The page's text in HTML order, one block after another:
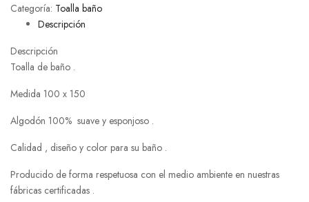
Categoría: Toalla baño
Descripción
Descripción
Toalla de baño .
Medida 100 x 150
Algodón 100% suave y esponjoso .
Calidad , diseño y color para su baño .
Producido de forma respetuosa con el medio ambiente en nuestras
fábricas certificadas .